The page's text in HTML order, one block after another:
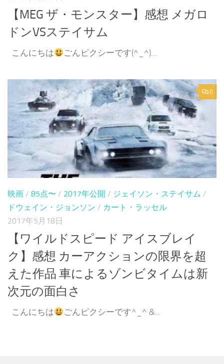
【MEG ザ・モンスター】感想 メガロ
ドンVSステイサム
こんにちは ごんピクシーです(^_^)...
0
映画 / 85点〜 / 2017年公開 / ジェイソン・ステイサム /
ドウェイン・ジョンソン / カート・ラッセル
2017年5月18日
【ワイルドスピード アイスブレイ
ク】感想 カーアクションの限界を超
えた作品 車によるゾンビタイムは新
次元の面白さ
こんにちは ごんピクシーです^_^ &...